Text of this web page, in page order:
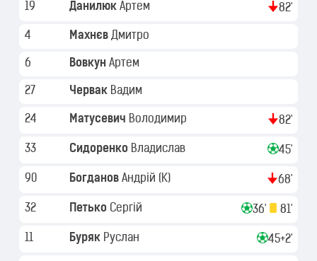
19 Данилюк Артем 82'
4 Махнєв Дмитро
6 Вовкун Артем
27 Червак Вадим
24 Матусевич Володимир 82'
33 Сидоренко Владислав 45'
90 Богданов Андрій (K) 68'
32 Петько Сергій 36' 81'
11 Буряк Руслан 45+2'